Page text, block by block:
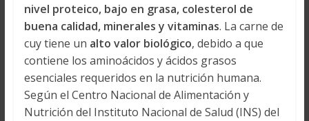
nivel proteico, bajo en grasa, colesterol de
buena calidad, minerales y vitaminas. La carne de
cuy tiene un alto valor biológico, debido a que
contiene los aminoácidos y ácidos grasos
esenciales requeridos en la nutrición humana.
Según el Centro Nacional de Alimentación y
Nutrición del Instituto Nacional de Salud (INS) del